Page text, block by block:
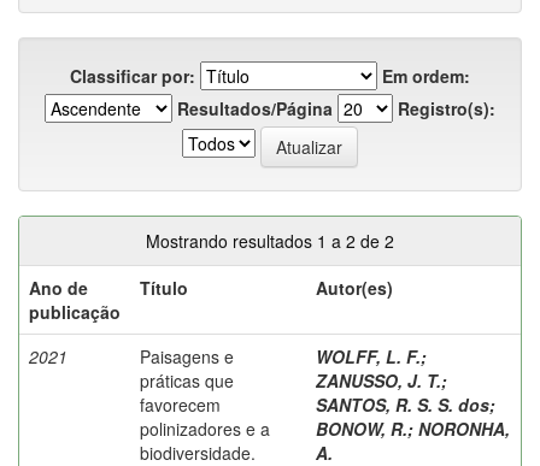
Classificar por:
Em ordem:
Resultados/Página
Registro(s):
Mostrando resultados 1 a 2 de 2
Ano de
publicação
Título Autor(es)
2021
Paisagens e
práticas que
favorecem
polinizadores e a
biodiversidade.
WOLFF, L. F.;
ZANUSSO, J. T.;
SANTOS, R. S. S. dos;
BONOW, R.; NORONHA,
A.